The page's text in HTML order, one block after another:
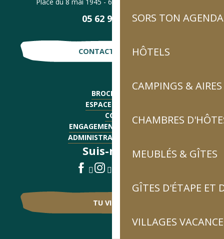
SORS TON AGENDA
HÔTELS
CAMPINGS &
CHAMBRES
MEUBLÉS & GÎTES
GÎTES D'ÉTAPE ET
VILLAGES
05 62 92 30 30
CONTACTE-NOUS !
BROCHURES
ESPACE PRESSE
CGV
ENGAGEMENTS QUALITÉ
ADMINISTRATIF - EMPLOI
Suis-nous !
TU VIENS ?